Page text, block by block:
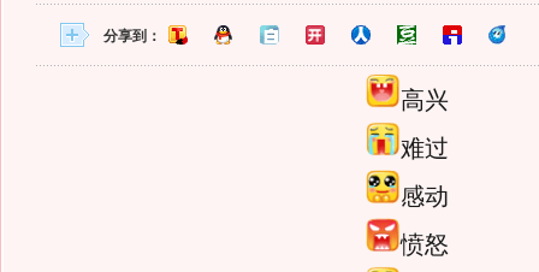
分享到：
高兴
难过
感动
愤怒